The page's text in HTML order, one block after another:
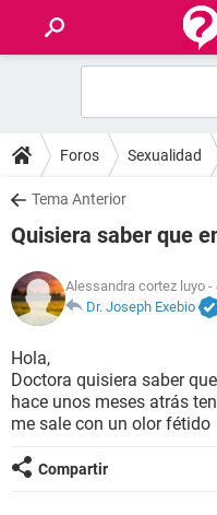
FOROS
SALUD
FAMILIA
NUTRICIÓN
BIENESTAR
SEXUALIDAD
GLOSARIO
Foros Sexualidad
Tema Anterior
Quisiera saber que
Alessandra cortez luyo -
Dr. Joseph Exebio
Hola,
Doctora quisiera saber
hace unos meses atrás
me sale con un olor fétido
Compartir